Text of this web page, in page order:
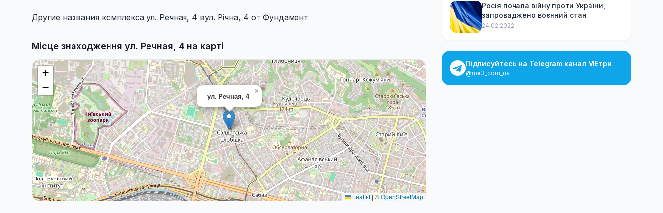
Другие названия комплекса ул. Речная, 4 вул. Річна, 4 от Фундамент
Місце знаходження ул. Речная, 4 на карті
ул. Речная, 4
×
+
−
Leaflet | ©OpenStreetMap
Росія почала війну проти України,
запроваджено воєнний стан
24.02.2022
Підписуйтесь на Telegram канал МЕтри
@me3_com_ua